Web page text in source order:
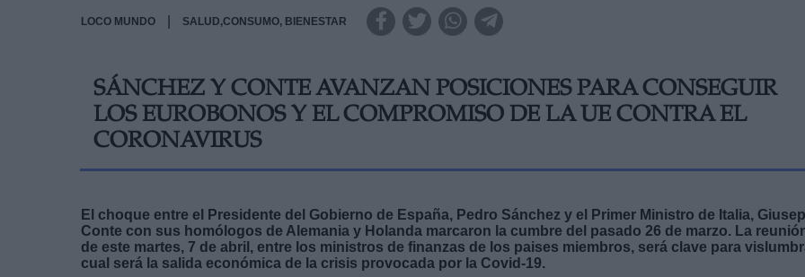
LOCO MUNDO SALUD,CONSUMO, BIENESTAR
SÁNCHEZ Y CONTE AVANZAN POSICIONES PARA CONSEGUIR
LOS EUROBONOS Y EL COMPROMISO DE LA UE CONTRA EL
CORONAVIRUS
El choque entre el Presidente del Gobierno de España, Pedro Sánchez y el Primer Ministro de Italia,
Conte con sus homólogos de Alemania y Holanda marcaron la cumbre del pasado 26 de marzo. La
de este martes, 7 de abril, entre los ministros de finanzas de los paises miembros, será clave para
cual será la salida económica de la crisis provocada por la Covid-19.